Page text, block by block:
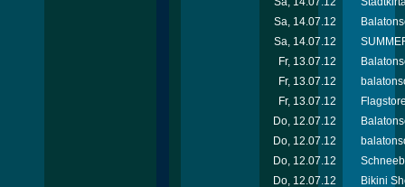
Sa, 14.07.12
Sa, 14.07.12
Fr, 13.07.12
Fr, 13.07.12
Fr, 13.07.12
Do, 12.07.12
Do, 12.07.12
Do, 12.07.12
Do, 12.07.12
Bikini